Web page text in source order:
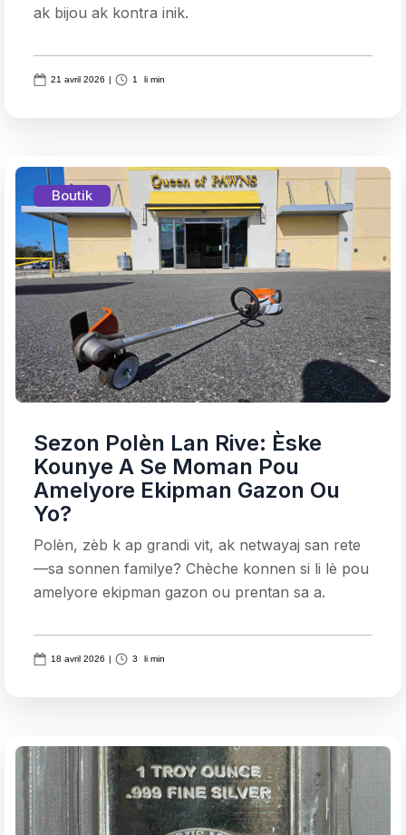
ak bijou ak kontra inik.
21 avril 2026 1 li min
Boutik
Sezon Polèn Lan Rive: Èske
Kounye A Se Moman Pou
Amelyore Ekipman Gazon Ou
Yo?
Polèn, zèb k ap grandi vit, ak netwayaj san rete
—sa sonnen familye? Chèche konnen si li lè pou
amelyore ekipman gazon ou prentan sa a.
18 avril 2026 | 3 li min